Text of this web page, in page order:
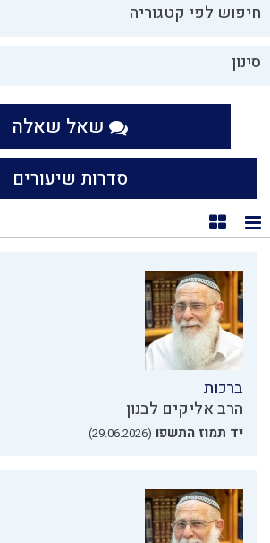
חיפוש לפי קטגוריה
סינון
שאל שאלה
סדרות שיעורים
תצוגת רשימה
תצוגת קוביות
ברכות
הרב אליקים לבנון
יד תמוז התשפו (29.06.2026)